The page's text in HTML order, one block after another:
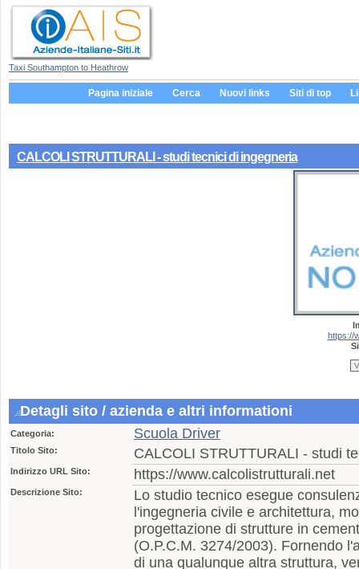
Taxi Southampton to Heathrow
Pagina iniziale Cerca Nuovi links Siti di top
CALCOLI STRUTTURALI - studi tecnici di ingegneria
https://
Detagli sito / azienda e altri informationi
Categoria: Scuola Driver
Titolo Sito: CALCOLI STRUTTURALI - studi
Indirizzo URL Sito: https://www.calcolistrutturali.net
Descrizione Sito:
Lo studio tecnico esegue
l'ingegneria civile e architettura,
progettazione di strutture in
(O.P.C.M. 3274/2003). Fornendo
di una qualunque altra struttura,